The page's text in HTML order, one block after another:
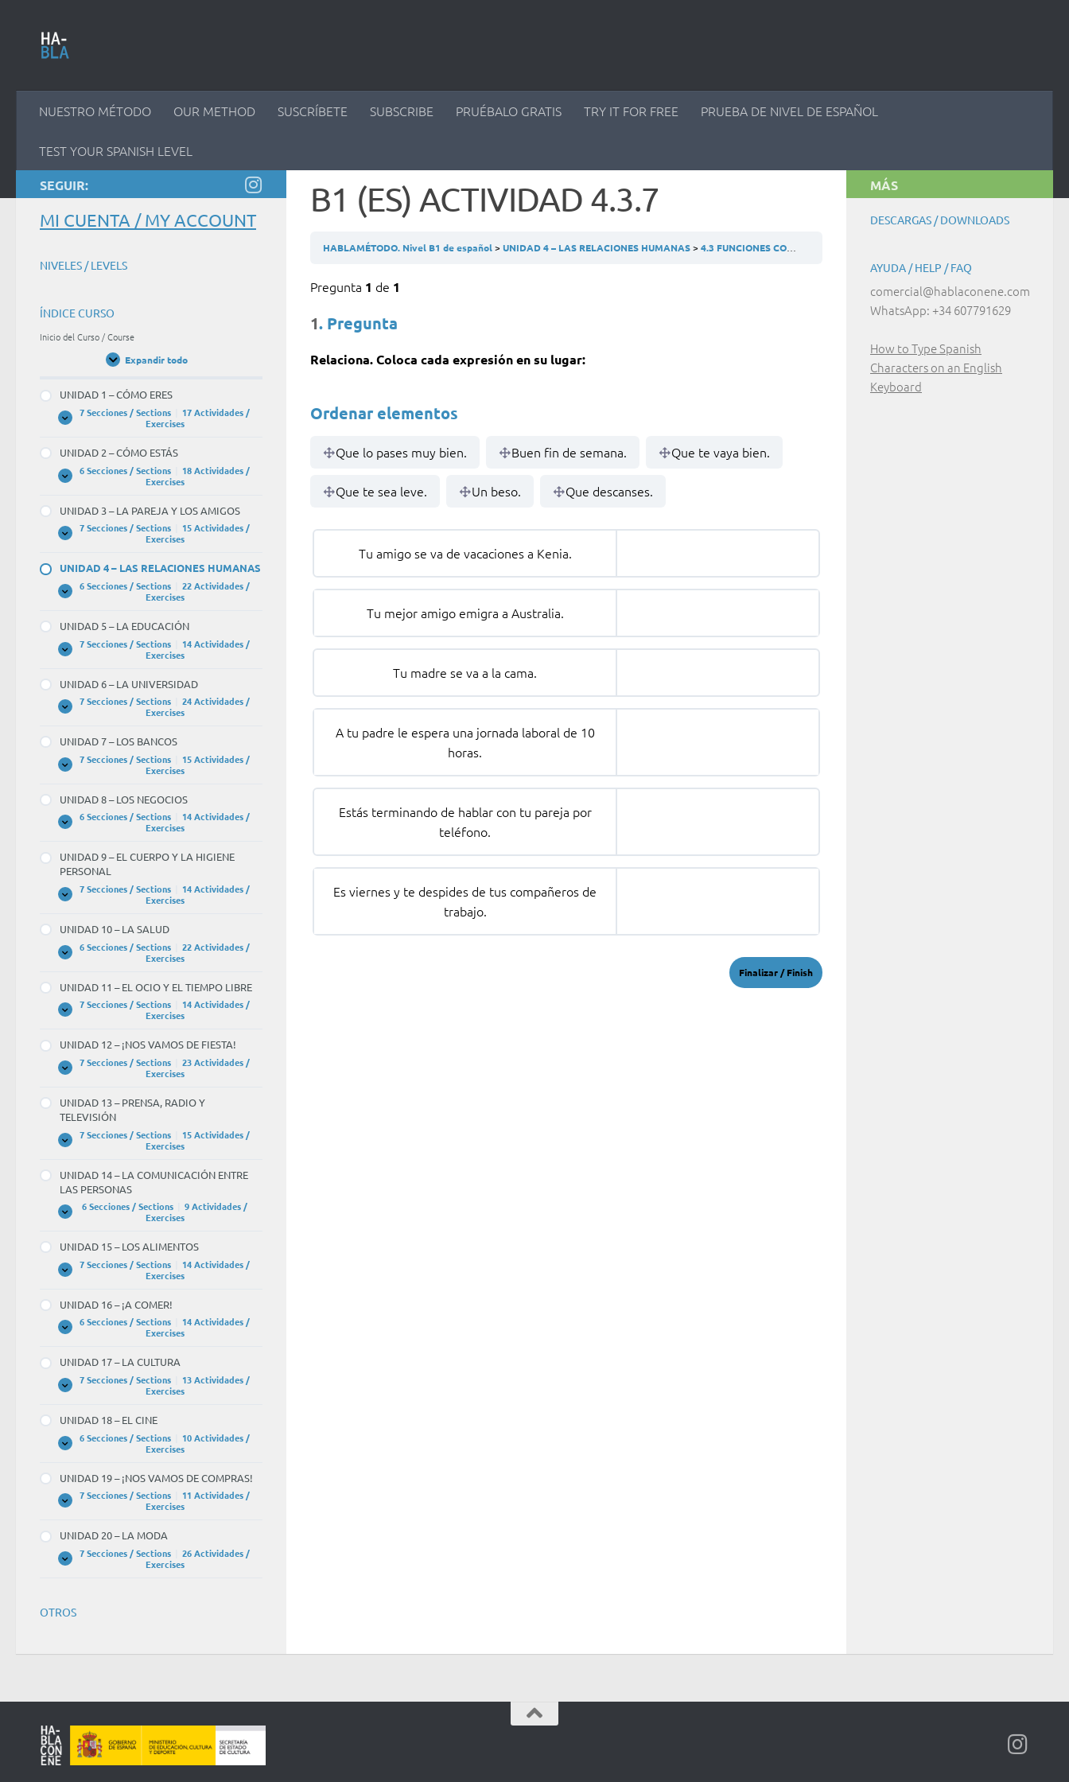
NUESTRO MÉTODO OUR METHOD SUSCRÍBETE SUBSCRIBE PRUÉBALO GRATIS TRY IT FOR FREE PRUEBA DE NIVEL DE ESPAÑOL
TEST YOUR SPANISH LEVEL
B1 (ES) ACTIVIDAD 4.3.7
HABLAMÉTODO. Nivel B1 de español UNIDAD 4 – LAS RELACIONES HUMANAS 4.3 FUNCIONES COMUNICATIVAS
Pregunta 1 de 1
1. Pregunta
Relaciona. Coloca cada expresión en su lugar:
Ordenar elementos
Que lo pases muy bien. Buen fin de semana. Que te vaya bien.
Que te sea leve. Un beso. Que descanses.
Tu amigo se va de vacaciones a Kenia.
Tu mejor amigo emigra a Australia.
Tu madre se va a la cama.
A tu padre le espera una jornada laboral de 10
horas.
Estás terminando de hablar con tu pareja por
teléfono.
Es viernes y te despides de tus compañeros de
trabajo.
SEGUIR:
MI CUENTA / MY ACCOUNT
NIVELES / LEVELS
ÍNDICE CURSO
Inicio del Curso / Course
Expandir todo
Unidades
UNIDAD 1 – CÓMO ERES
Expandir
UNIDAD
CÓMO
ERES
7 Secciones / Sections
17 Actividades /
Exercises
UNIDAD 2 – CÓMO ESTÁS
Expandir
UNIDAD
CÓMO
ESTÁS
6 Secciones / Sections
18 Actividades /
Exercises
UNIDAD 3 – LA PAREJA Y LOS AMIGOS
Expandir
UNIDAD
LA
PAREJA
Y
7 Secciones / Sections
15 Actividades /
Exercises
UNIDAD 4 – LAS RELACIONES HUMANAS
Expandir
UNIDAD
LAS
RELACIONES
HUMANAS
6 Secciones / Sections
22 Actividades /
Exercises
UNIDAD 5 – LA EDUCACIÓN
Expandir
UNIDAD
LA
EDUCACIÓN
7 Secciones / Sections
14 Actividades /
Exercises
UNIDAD 6 – LA UNIVERSIDAD
Expandir
UNIDAD
LA
UNIVERSIDAD
7 Secciones / Sections
24 Actividades /
Exercises
UNIDAD 7 – LOS BANCOS
Expandir
UNIDAD
LOS
BANCOS
7 Secciones / Sections
15 Actividades /
Exercises
UNIDAD 8 – LOS NEGOCIOS
Expandir
UNIDAD
LOS
NEGOCIOS
6 Secciones / Sections
14 Actividades /
Exercises
UNIDAD 9 – EL CUERPO Y LA HIGIENE
PERSONAL
Expandir
UNIDAD
EL
CUERPO
Y
PERSONAL
7 Secciones / Sections
14 Actividades /
Exercises
UNIDAD 10 – LA SALUD
Expandir
UNIDAD
LA
SALUD
6 Secciones / Sections
22 Actividades /
Exercises
UNIDAD 11 – EL OCIO Y EL TIEMPO LIBRE
Expandir
UNIDAD
EL
OCIO
Y
LIBRE
7 Secciones / Sections
14 Actividades /
Exercises
UNIDAD 12 – ¡NOS VAMOS DE FIESTA!
Expandir
UNIDAD
¡NOS
VAMOS
FIESTA!
7 Secciones / Sections
23 Actividades /
Exercises
UNIDAD 13 – PRENSA, RADIO Y
TELEVISIÓN
Expandir
UNIDAD
PRENSA,
RADIO
TELEVISIÓN
7 Secciones / Sections
15 Actividades /
Exercises
UNIDAD 14 – LA COMUNICACIÓN ENTRE
LAS PERSONAS
Expandir
UNIDAD
LA
COMUNICACIÓN
ENTRE
6 Secciones / Sections
9 Actividades /
Exercises
UNIDAD 15 – LOS ALIMENTOS
Expandir
UNIDAD
LOS
ALIMENTOS
7 Secciones / Sections
14 Actividades /
Exercises
UNIDAD 16 – ¡A COMER!
Expandir
UNIDAD
¡A
COMER!
6 Secciones / Sections
14 Actividades /
Exercises
UNIDAD 17 – LA CULTURA
Expandir
UNIDAD
LA
CULTURA
7 Secciones / Sections
13 Actividades /
Exercises
UNIDAD 18 – EL CINE
Expandir
UNIDAD
EL
CINE
6 Secciones / Sections
10 Actividades /
Exercises
UNIDAD 19 – ¡NOS VAMOS DE COMPRAS!
Expandir
UNIDAD
¡NOS
VAMOS
DE
7 Secciones / Sections
11 Actividades /
Exercises
UNIDAD 20 – LA MODA
Expandir
UNIDAD
MODA
7 Secciones / Sections
26 Actividades /
Exercises
OTROS
MÁS
DESCARGAS / DOWNLOADS
AYUDA / HELP / FAQ
comercial@hablaconene.com
WhatsApp: +34 607791629
How to Type Spanish
Characters on an English
Keyboard